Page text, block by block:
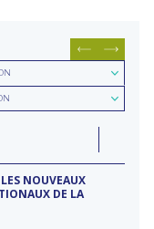
NOUVEAUX
DE LA